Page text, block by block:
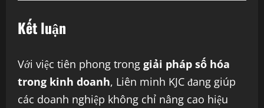
Kết luận
Với việc tiên phong trong giải pháp số hóa
trong kinh doanh, Liên minh KJC đang giúp
các doanh nghiệp không chỉ nâng cao hiệu